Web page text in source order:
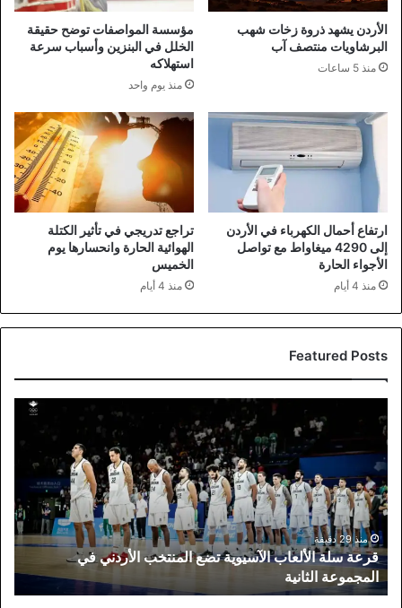
الأردن يشهد ذروة زخات شهب
البرشاويات منتصف آب
منذ 5 ساعات
مؤسسة المواصفات توضح حقيقة
الخلل في البنزين وأسباب سرعة
استهلاكه
منذ يوم واحد
ارتفاع أحمال الكهرباء في الأردن
إلى 4290 ميغاواط مع تواصل
الأجواء الحارة
منذ 4 أيام
تراجع تدريجي في تأثير الكتلة
الهوائية الحارة وانحسارها يوم
الخميس
منذ 4 أيام
Featured Posts
سلة
الألعاب
الآسيوية
تضع
المنتخب
الأردني
في
المجموعة
الثانية
منذ 29 دقيقة
قرعة سلة الألعاب الآسيوية تضع المنتخب الأردني في
المجموعة الثانية